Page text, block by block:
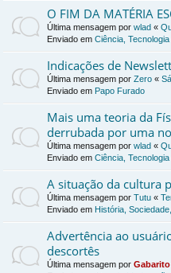
O FIM DA MATÉRIA
Última mensagem por wlad «
Enviado em Ciência,
Indicações de
Última mensagem por Zero «
Enviado em Papo Furado
Mais uma teoria da
derrubada por uma
Última mensagem por wlad «
Enviado em Ciência,
A situação da cultura
Última mensagem por Tutu «
Enviado em História,
Advertência ao
descortês
Última mensagem por Gabarito